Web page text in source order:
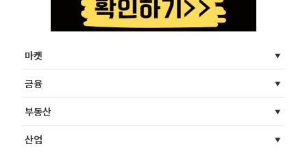
마켓
금융
부동산
산업